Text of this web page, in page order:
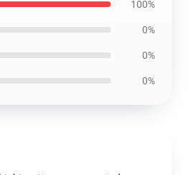
100%
0%
0%
0%